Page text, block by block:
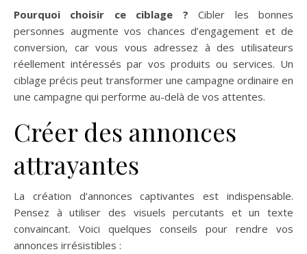
Pourquoi choisir ce ciblage ? Cibler les bonnes
personnes augmente vos chances d’engagement et de
conversion, car vous vous adressez à des utilisateurs
réellement intéressés par vos produits ou services. Un
ciblage précis peut transformer une campagne ordinaire en
une campagne qui performe au-delà de vos attentes.
Créer des annonces
attrayantes
La création d’annonces captivantes est indispensable.
Pensez à utiliser des visuels percutants et un texte
convaincant. Voici quelques conseils pour rendre vos
annonces irrésistibles :